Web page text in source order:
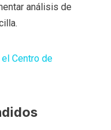
análisis de
Centro de